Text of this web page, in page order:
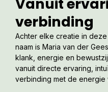
Vanuit
verbinding
Achter elke creatie in
naam is Maria van der
klank, energie en
vanuit directe ervaring,
verbinding met de energie